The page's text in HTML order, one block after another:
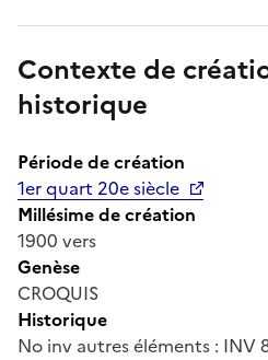
Contexte de
historique
Période de création
1er quart 20e siècle
Millésime de création
1900 vers
Genèse
CROQUIS
Historique
No inv autres éléments : INV